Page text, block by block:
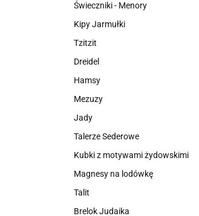
Świeczniki - Menory
Kipy Jarmułki
Tzitzit
Dreidel
Hamsy
Mezuzy
Jady
Talerze Sederowe
Kubki z motywami żydowskimi
Magnesy na lodówkę
Talit
Brelok Judaika